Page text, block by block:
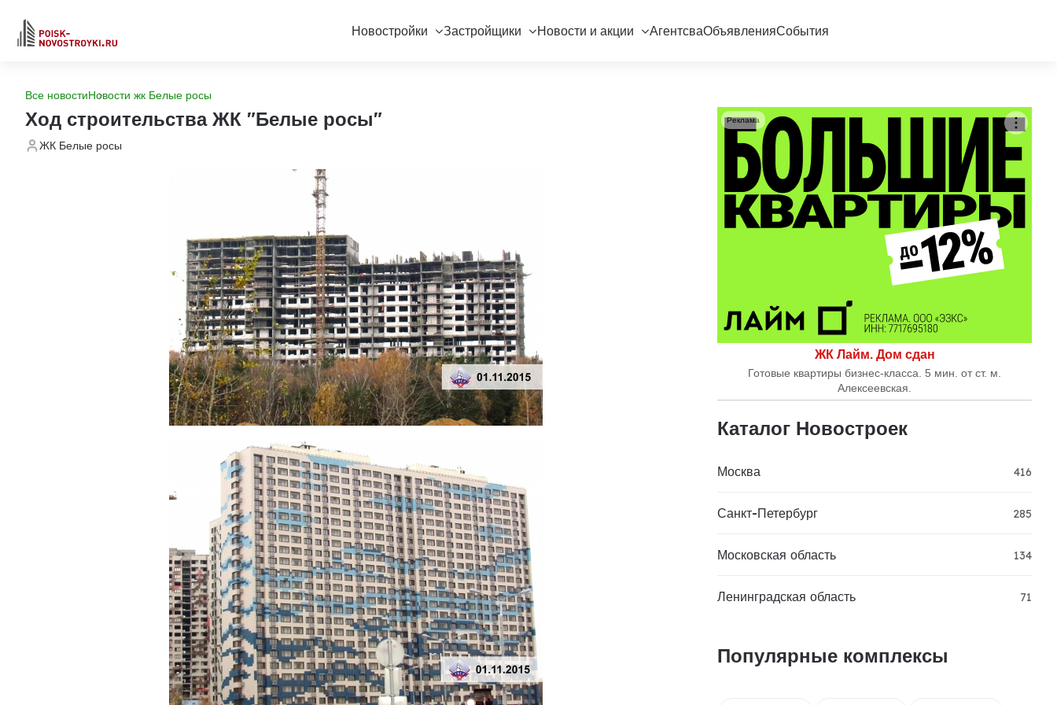
Новостройки Застройщики Новости и акции АгентсваОбъявленияСобытия
Все новостиНовости жк Белые росы
Ход строительства ЖК "Белые росы"
ЖК Белые росы
ЖК Лайм. Дом сдан
Готовые квартиры бизнес-класса. 5 мин. от ст. м.
Алексеевская.
Реклама
Каталог Новостроек
Москва 416
Санкт-Петербург 285
Московская область 134
Ленинградская область 71
Популярные комплексы